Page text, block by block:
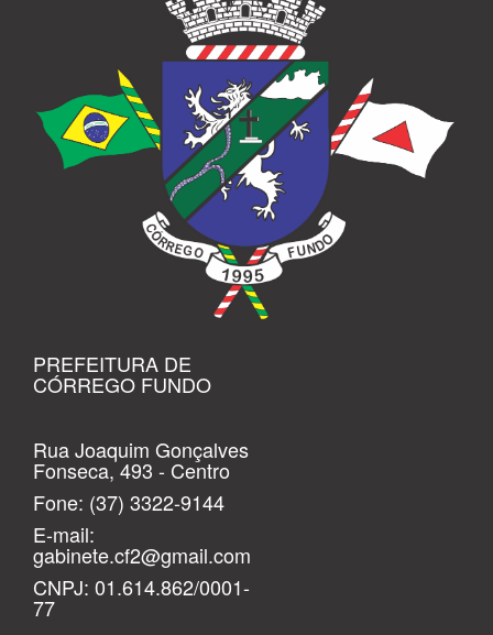
PREFEITURA DE
CÓRREGO FUNDO
Rua Joaquim Gonçalves
Fonseca, 493 - Centro
Fone: (37) 3322-9144
E-mail:
gabinete.cf2@gmail.com
CNPJ: 01.614.862/0001-
77